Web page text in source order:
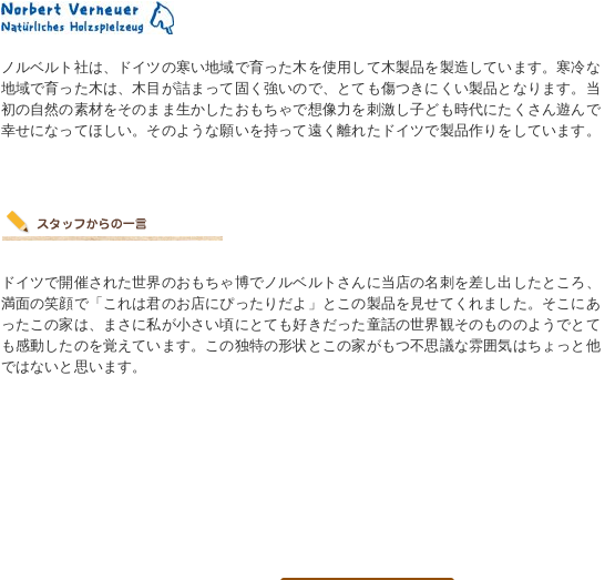
ノルベルト社は、ドイツの寒い地域で育った木を使用して木製品を製造しています。寒冷な
地域で育った木は、木目が詰まって固く強いので、とても傷つきにくい製品となります。当
初の自然の素材をそのまま生かしたおもちゃで想像力を刺激し子ども時代にたくさん遊んで
幸せになってほしい。そのような願いを持って遠く離れたドイツで製品作りをしています。
ドイツで開催された世界のおもちゃ博でノルベルトさんに当店の名刺を差し出したところ、
満面の笑顔で「これは君のお店にぴったりだよ」とこの製品を見せてくれました。そこにあ
ったこの家は、まさに私が小さい頃にとても好きだった童話の世界観そのもののようでとて
も感動したのを覚えています。この独特の形状とこの家がもつ不思議な雰囲気はちょっと他
ではないと思います。